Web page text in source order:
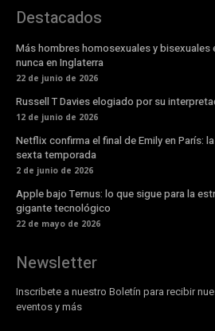
Destacados
Más hombres homosexuales y
nunca en Inglaterra
22 de junio de 2026
Russell T Davies elogiado por su
12 de junio de 2026
Netflix confirma el final de Emily en París:
sexta temporada
2 de junio de 2026
Apple bajo Ternus: lo que sigue para la
gigante tecnológico
22 de mayo de 2026
Newsletter
Inscribete a nuestro Boletín para recibir
eventos y más